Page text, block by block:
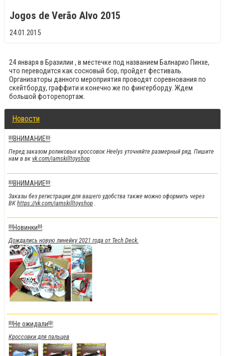
Новости
!!!ВНИМАНИЕ!!!:
Перед заказом роликовых кроссовок Heelys уточняйте размерный ряд. Пишите
нам в вк vk.com/iamskilltoyshop
!!!ВНИМАНИЕ!!!:
Заказы без регистрации для вашего удобства также можно оформить через
ВКhttps://vk.com/iamskilltoyshop
!!!Новинки!!!:
Дождались новую линейку 2021 года от Tech Deck.
!!!Не ожидали!!!:
Кроссовки для пальцев
Jogos de Verão Alvo 2015
24.01.2015
24 января в Бразилии , в местечке под названием Балнарио Пинхе,
что переводится как сосновый бор, пройдет фестиваль.
Организаторы данного мероприятия проводят соревнования по
скейтборду, граффити и конечно же по фингерборду. Ждем
большой фоторепортаж.